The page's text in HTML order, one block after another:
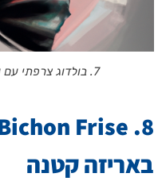
7. בולדוג צרפתי עם עניבת פרפר ומשקפיים
באריזה קטנה